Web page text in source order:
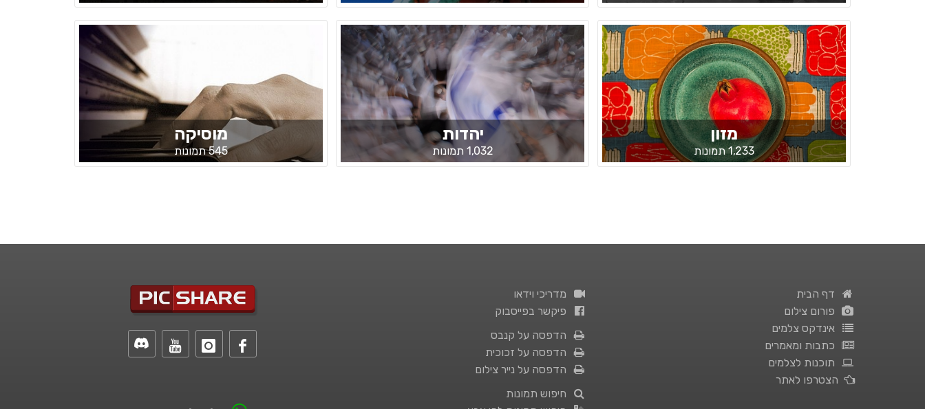
מזון
1,233 תמונות
יהדות
1,032 תמונות
מוסיקה
545 תמונות
מדריכי וידאו
פיקשר בפייסבוק
הדפסה על קנבס
הדפסה על זכוכית
הדפסה על נייר צילום
חיפוש תמונות
דף הבית
פורום צילום
אינדקס צלמים
כתבות ומאמרים
תוכנות לצלמים
הצטרפו לאתר